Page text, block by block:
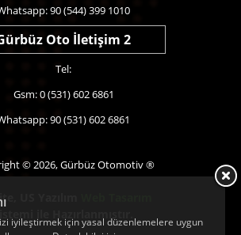
iyileştirmek için yasal düzenlemelere uygun
90 (544) 399 1010
Oto İletişim 2
Tel:
Gsm: 0 (531) 602 6861
90 (531) 602 6861
© 2026, Gürbüz Otomotiv ®